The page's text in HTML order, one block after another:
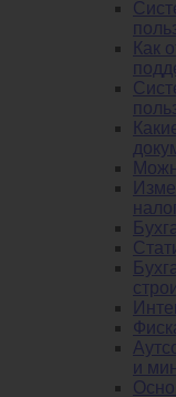
Как
и